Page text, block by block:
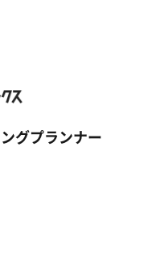
グプランナー